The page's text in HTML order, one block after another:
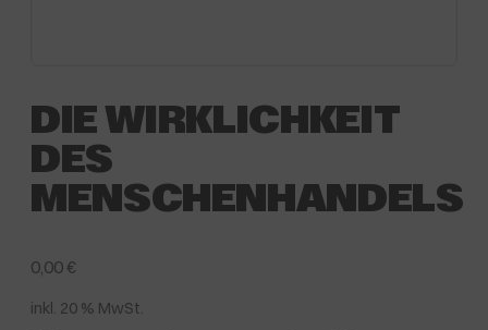
DIE WIRKLICHKEIT
DES
MENSCHENHANDELS
0,00€
inkl. 20 % MwSt.